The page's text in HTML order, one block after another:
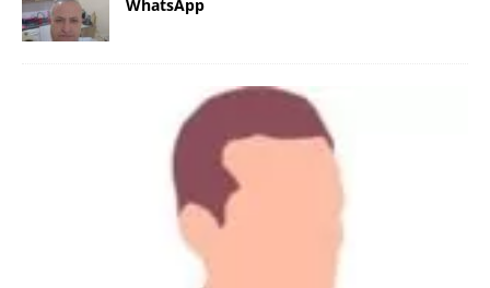
WhatsApp
Danimarka Mustafa Bey 45 Yaş +45
42 48 17 28 WhatsApp
Lütfen Danimarka dışı aramasın. Selam ben
Danimarka’dan Mustafa 45 yaşında, 1.88 boyunda,
98 kiloda, Kumral, ayrılmış bir beyim. Alkol yok.
Sigara var. Maddi sıkıntım yok.